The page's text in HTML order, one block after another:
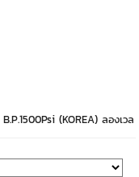
(KOREA) ลองเวล